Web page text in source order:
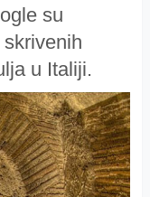
su
u Italiji.